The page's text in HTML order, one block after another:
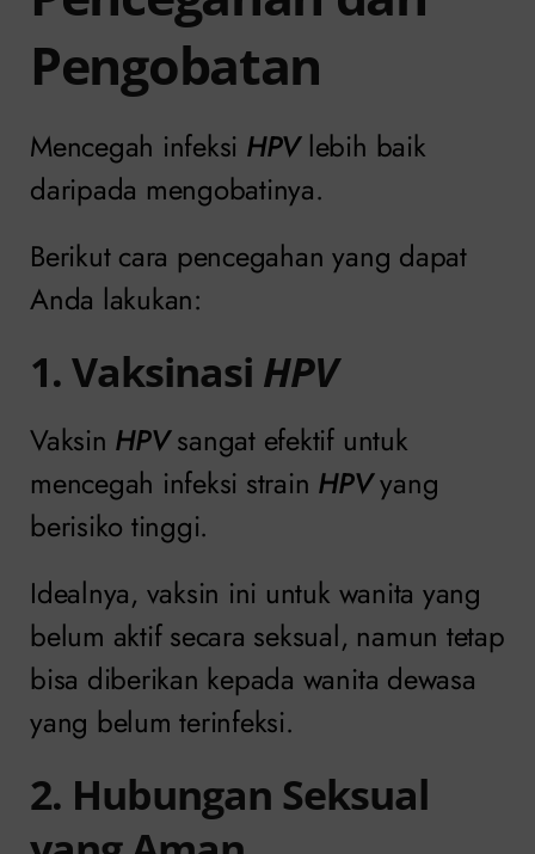
Pengobatan
Mencegah infeksi HPVlebih baik
daripada mengobatinya.
Berikut cara pencegahan yang dapat
Anda lakukan:
1. Vaksinasi HPV
Vaksin HPVsangat efektif untuk
mencegah infeksi strain HPVyang
berisiko tinggi.
Idealnya, vaksin ini untuk wanita yang
belum aktif secara seksual, namun tetap
bisa diberikan kepada wanita dewasa
yang belum terinfeksi.
2. Hubungan Seksual